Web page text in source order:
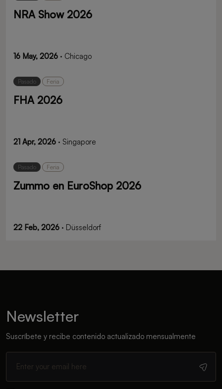
NRA Show 2026
16 May, 2026 · Chicago
Pasado Feria
FHA 2026
21 Apr, 2026 · Singapore
Pasado Feria
Zummo en EuroShop 2026
22 Feb, 2026 · Düsseldorf
Newsletter
Suscríbete y recibe contenido actualizado mensualmente